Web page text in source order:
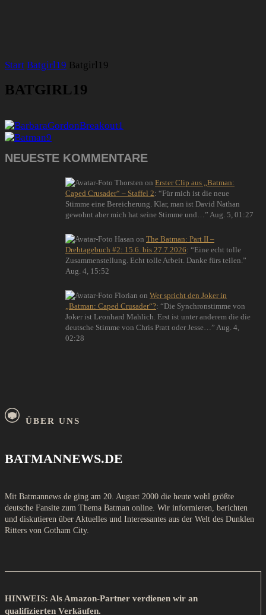
Start Batgirl19 Batgirl19
BATGIRL19
NEUESTE KOMMENTARE
Thorsten on Erster Clip aus „Batman:
Caped Crusader“ – Staffel 2: “Für mich ist die neue
Stimme eine Bereicherung. Klar, man ist David Nathan
gewohnt aber mich hat seine Stimme und… ” Aug. 5, 01:27
Hasan on The Batman: Part II –
Drehtagebuch #2: 15.6. bis 27.7.2026: “Eine echt tolle
Zusammenstellung. Echt tolle Arbeit. Danke fürs teilen. ”
Aug. 4, 15:52
Florian on Wer spricht den Joker in
„Batman: Caped Crusader“?: “Die Synchronstimme von
Joker ist Leonhard Mahlich. Erst ist unter anderem die die
deutsche Stimme von Chris Pratt oder Jesse… ” Aug. 4,
02:28
ÜBER UNS
BATMANNEWS.DE
Mit Batmannews.de ging am 20. August 2000 die heute wohl größte
deutsche Fansite zum Thema Batman online. Wir informieren, berichten
und diskutieren über Aktuelles und Interessantes aus der Welt des Dunklen
Ritters von Gotham City.
HINWEIS: Als Amazon-Partner verdienen wir an
qualifizierten Verkäufen.